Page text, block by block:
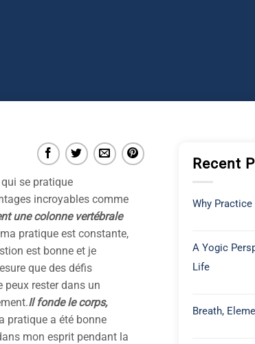
se pratique
incroyables comme
une colonne vertébrale
pratique est constante,
est bonne et je
que des défis
peux rester dans un
Il fonde le corps,
pratique a été bonne
mon esprit pendant la
Recent
Why
A Yogic
Life
Breath,